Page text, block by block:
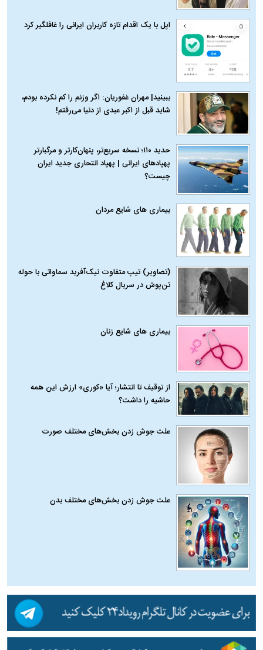
اپل با یک اقدام تازه کاربران ایرانی را غافلگیر کرد
ببینید| مهران غفوریان: اگر وزنم را کم نکرده بودم،
شاید قبل از اکبر عبدی از دنیا می‌رفتم!
حدید ۱۱۰؛ نسخه سریع‌تر، پنهان‌کارتر و مرگبارتر
پهپادهای ایرانی | پهپاد انتحاری جدید ایران
چیست؟
بیماری‌ های شایع مردان
(تصاویر) تیپ متفاوت نیک‌آفرید سماواتی با حوله
تن‌پوش در سریال کلاغ
بیماری‌ های شایع زنان
از توقیف تا انتشار؛ آیا «کوری» ارزش این همه
حاشیه را داشت؟
علت جوش زدن بخش‌های مختلف صورت
علت جوش زدن بخش‌های مختلف بدن